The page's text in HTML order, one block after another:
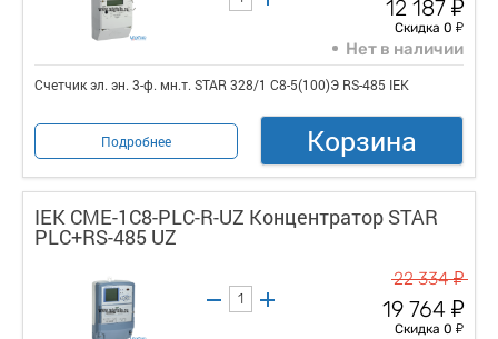
12 187
Скидка 0 у
Нет в наличии
Счетчик эл. эн. 3-ф. мн.т. STAR 328/1 С8-5(100)Э RS-485 IEK
Подробнее Корзина
IEK CME-1C8-PLC-R-UZ Концентратор STAR
PLC+RS-485 UZ
22 334у
19 764 у
Скидка 0 у